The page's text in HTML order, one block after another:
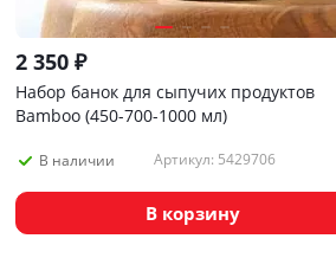
2 350₽
Набор банок для сыпучих продуктов
Bamboo (450-700-1000 мл)
В наличии Артикул: 5429706
В корзину